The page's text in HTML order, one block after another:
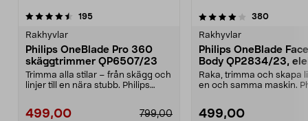
195recensioner
Rakhyvlar
Philips OneBlade Pro 360
skäggtrimmer QP6507/23
Trimma alla stilar – från skägg och
linjer till en nära stubb. Philips
499,00 799,00
4.0 av 5 stjärnor 380
Rakhyvlar
Philips OneBlade
Body QP2834/23,
rakhyvel
Raka, trimma och skapa
en och samma maskin.
499,00
3.5 av 5 stjärnor